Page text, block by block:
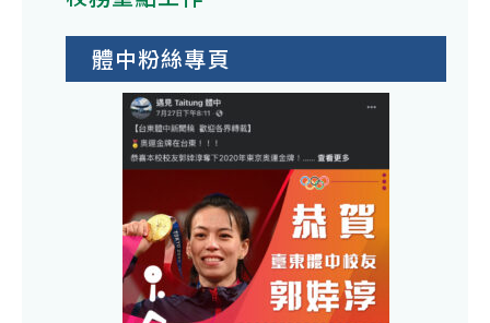
體中粉絲專頁